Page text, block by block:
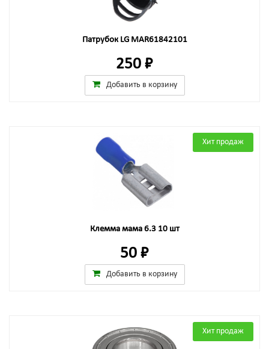
Патрубок LG MAR61842101
250 ₽
Добавить в корзину
Хит продаж
Клемма мама 6.3 10 шт
50 ₽
Добавить в корзину
Хит продаж